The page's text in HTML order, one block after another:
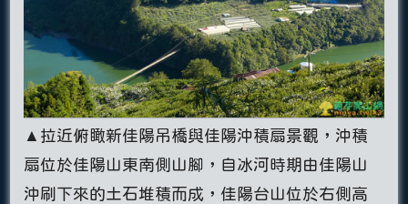
▲拉近俯瞰新佳陽吊橋與佳陽沖積扇景觀，沖積
扇位於佳陽山東南側山腳，自冰河時期由佳陽山
沖刷下來的土石堆積而成，佳陽台山位於右側高